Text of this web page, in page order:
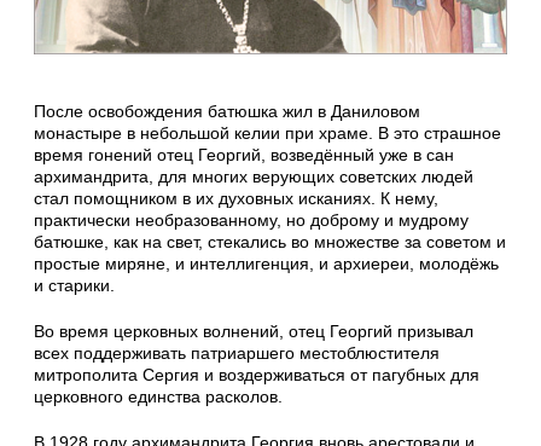
После освобождения батюшка жил в Даниловом
монастыре в небольшой келии при храме. В это страшное
время гонений отец Георгий, возведённый уже в сан
архимандрита, для многих верующих советских людей
стал помощником в их духовных исканиях. К нему,
практически необразованному, но доброму и мудрому
батюшке, как на свет, стекались во множестве за советом и
простые миряне, и интеллигенция, и архиереи, молодёжь
и старики.
Во время церковных волнений, отец Георгий призывал
всех поддерживать патриаршего местоблюстителя
митрополита Сергия и воздерживаться от пагубных для
церковного единства расколов.
В 1928 году архимандрита Георгия вновь арестовали и